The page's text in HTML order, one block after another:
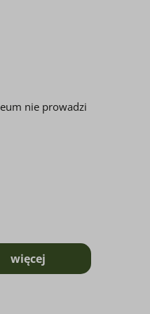
nie prowadzi
więcejo Pamiętniki